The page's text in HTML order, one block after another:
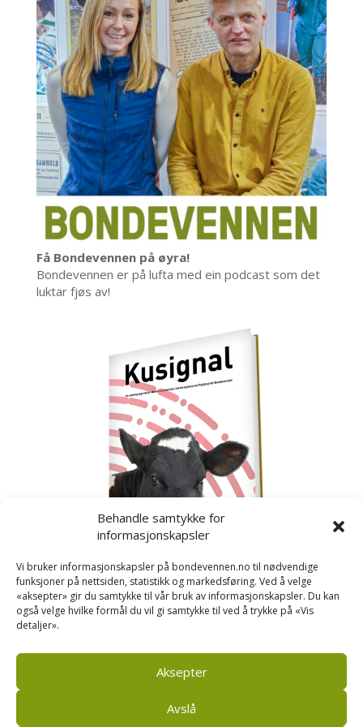
Behandle samtykke for
informasjonskapsler
Vi bruker informasjonskapsler på bondevennen.no til nødvendige
funksjoner på nettsiden, statistikk og markedsføring. Ved å velge
«aksepter» gir du samtykke til vår bruk av informasjonskapsler. Du kan
også velge hvilke formål du vil gi samtykke til ved å trykke på «Vis
detaljer».
Aksepter
Avslå
Få Bondevennen på øyra!
Bondevennen er på lufta med ein podcast som det
luktar fjøs av!
Kusignal